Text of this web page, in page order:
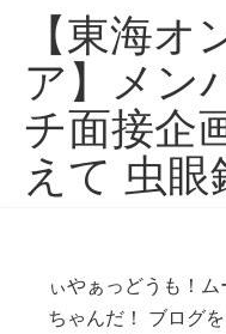
【東海オ
ア】メン
チ面接企
えて 虫眼
ぃやぁっどうも！
ちゃんだ！ ブログ